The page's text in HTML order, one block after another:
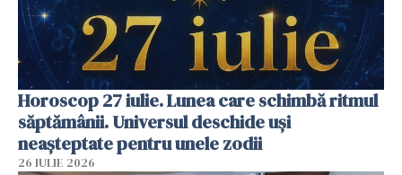
Horoscop 27 iulie. Lunea care schimbă ritmul
săptămânii. Universul deschide uși
neașteptate pentru unele zodii
26 IULIE 2026